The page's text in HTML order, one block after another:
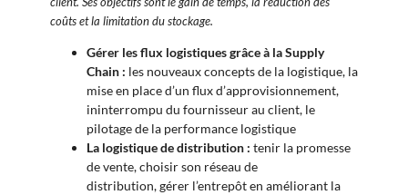
coûts et la limitation du stockage.
Gérer les flux logistiques grâce à la Supply
Chain : les nouveaux concepts de la logistique, la
mise en place d’un flux d’approvisionnement,
ininterrompu du fournisseur au client, le
pilotage de la performance logistique
La logistique de distribution : tenir la promesse
de vente, choisir son réseau de
distribution, gérer l’entrepôt en améliorant la